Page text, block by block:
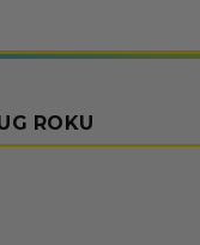
ROKU